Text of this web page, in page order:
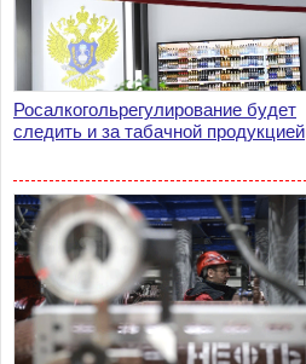
Росалкогольрегулирование будет
следить и за табачной продукцией